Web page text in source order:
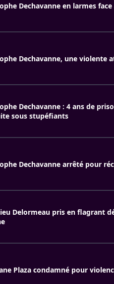
Dechavanne en larmes
Dechavanne, une violente
Dechavanne : 4 ans de
sous stupéfiants
Dechavanne arrêté pour
Delormeau pris en flagrant
Plaza condamné pour